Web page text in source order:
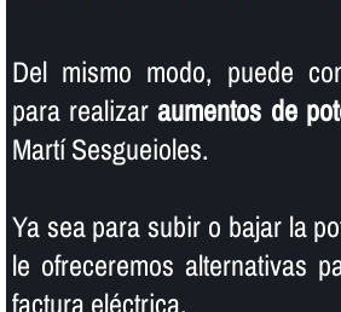
Del mismo modo, puede
para realizaraumentos de
Martí Sesgueioles.
Ya sea para subir o bajar la
le ofreceremos alternativas
factura eléctrica.